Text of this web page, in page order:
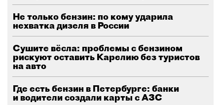
Не только бензин: по кому ударила
нехватка дизеля в России
Сушите вёсла: проблемы с бензином
рискуют оставить Карелию без туристов
на авто
Где есть бензин в Петербурге: банки
и водители создали карты с АЗС